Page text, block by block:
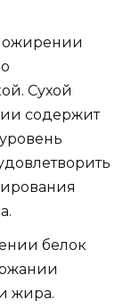
Сухой
содержит
белок
жира.